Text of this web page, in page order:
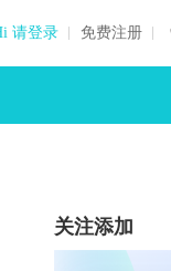
请登录 免费注册
关注添加